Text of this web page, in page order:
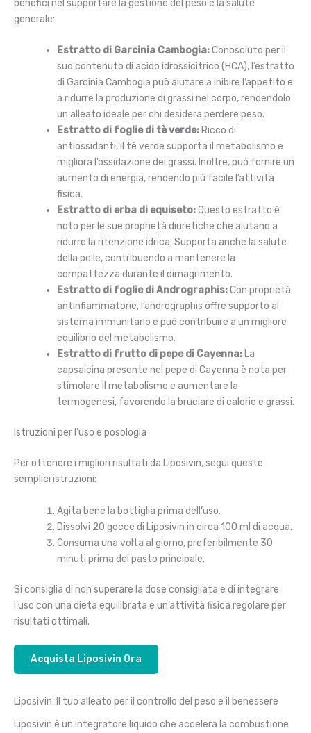
benefici nel supportare la gestione del peso e la salute
generale:
Estratto di Garcinia Cambogia:Conosciuto per il
suo contenuto di acido idrossicitrico (HCA), l’estratto
di Garcinia Cambogia può aiutare a inibire l’appetito e
a ridurre la produzione di grassi nel corpo, rendendolo
un alleato ideale per chi desidera perdere peso.
Estratto di foglie di tè verde: Ricco di
antiossidanti, il tè verde supporta il metabolismo e
migliora l’ossidazione dei grassi. Inoltre, può fornire un
aumento di energia, rendendo più facile l’attività
fisica.
Estratto di erba di equiseto:Questo estratto è
noto per le sue proprietà diuretiche che aiutano a
ridurre la ritenzione idrica. Supporta anche la salute
della pelle, contribuendo a mantenere la
compattezza durante il dimagrimento.
Estratto di foglie di Andrographis:Con proprietà
antinfiammatorie, l’andrographis offre supporto al
sistema immunitario e può contribuire a un migliore
equilibrio del metabolismo.
Estratto di frutto di pepe di Cayenna: La
capsaicina presente nel pepe di Cayenna è nota per
stimolare il metabolismo e aumentare la
termogenesi, favorendo la bruciare di calorie e grassi.
Istruzioni per l’uso e posologia
Per ottenere i migliori risultati da Liposivin, segui queste
semplici istruzioni:
Agita bene la bottiglia prima dell’uso.
Dissolvi 20 gocce di Liposivin in circa 100 ml di acqua.
Consuma una volta al giorno, preferibilmente 30
minuti prima del pasto principale.
Si consiglia di non superare la dose consigliata e di integrare
l’uso con una dieta equilibrata e un’attività fisica regolare per
risultati ottimali.
Acquista Liposivin Ora
Liposivin: Il tuo alleato per il controllo del peso e il benessere
Liposivin è un integratore liquido che accelera la combustione